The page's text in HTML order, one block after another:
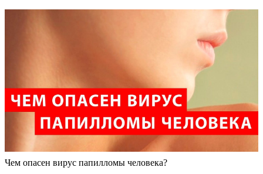
Чем опасен вирус папилломы человека?